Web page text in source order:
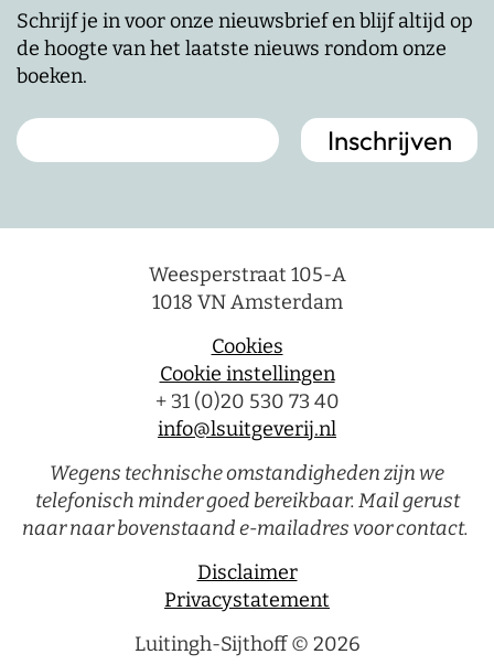
Schrijf je in voor onze nieuwsbrief en blijf altijd op
de hoogte van het laatste nieuws rondom onze
boeken.
Weesperstraat 105-A
1018 VN Amsterdam
Cookies
Cookie instellingen
+ 31 (0)20 530 73 40
info@lsuitgeverij.nl
Wegens technische omstandigheden zijn we
telefonisch minder goed bereikbaar. Mail gerust
naar naar bovenstaand e-mailadres voor contact.
Disclaimer
Privacystatement
Luitingh-Sijthoff © 2026